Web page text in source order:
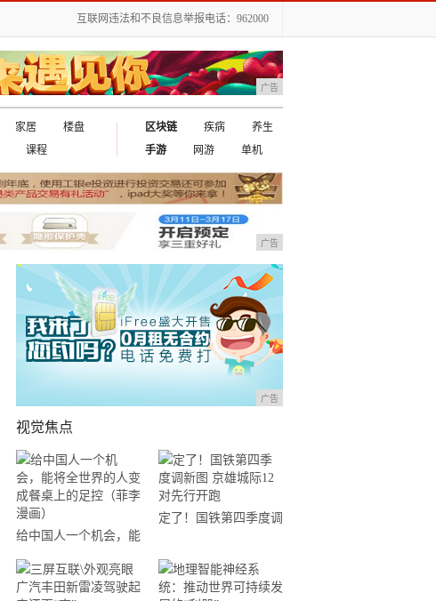
互联网违法和不良信息举报电话：962000
广告
家居
楼盘
课程
区块链 疾病
养生
手游
网游 单机
广告
广告
视觉焦点
给中国人一个机会，能
将全世界的人变成餐桌
上的足控（菲李漫画）
定了！国铁第四季度调
行开跑